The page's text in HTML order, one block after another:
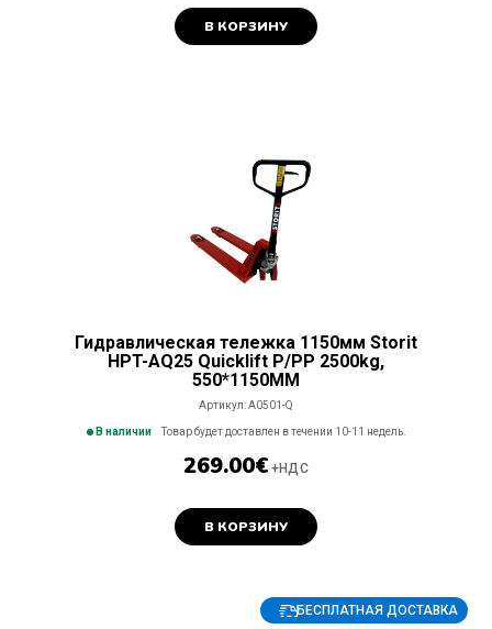
В КОРЗИНУ
Гидравлическая тележка 1150мм Storit
HPT-AQ25 Quicklift P/PP 2500kg,
550*1150MM
Артикул:A0501-Q
В наличии Товар будет доставлен в течении 10-11 недель.
269.00€ +НДС
В КОРЗИНУ
БЕСПЛАТНАЯ ДОСТАВКА